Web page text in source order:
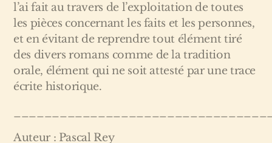
l’ai fait au travers de l’exploitation de toutes
les pièces concernant les faits et les personnes,
et en évitant de reprendre tout élément tiré
des divers romans comme de la tradition
orale, élément qui ne soit attesté par une trace
écrite historique.
Auteur : Pascal Rey